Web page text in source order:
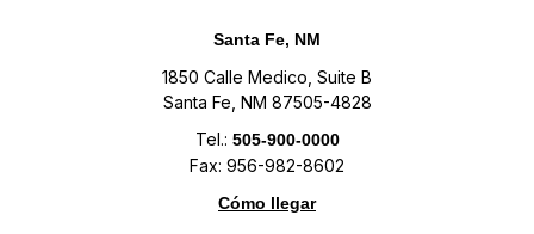
Santa Fe, NM
1850 Calle Medico, Suite B
Santa Fe, NM 87505-4828
Tel.: 505-900-0000
Fax: 956-982-8602
Cómo llegar